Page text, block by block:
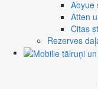
Aoyue
Atten
Citas
Rezerves